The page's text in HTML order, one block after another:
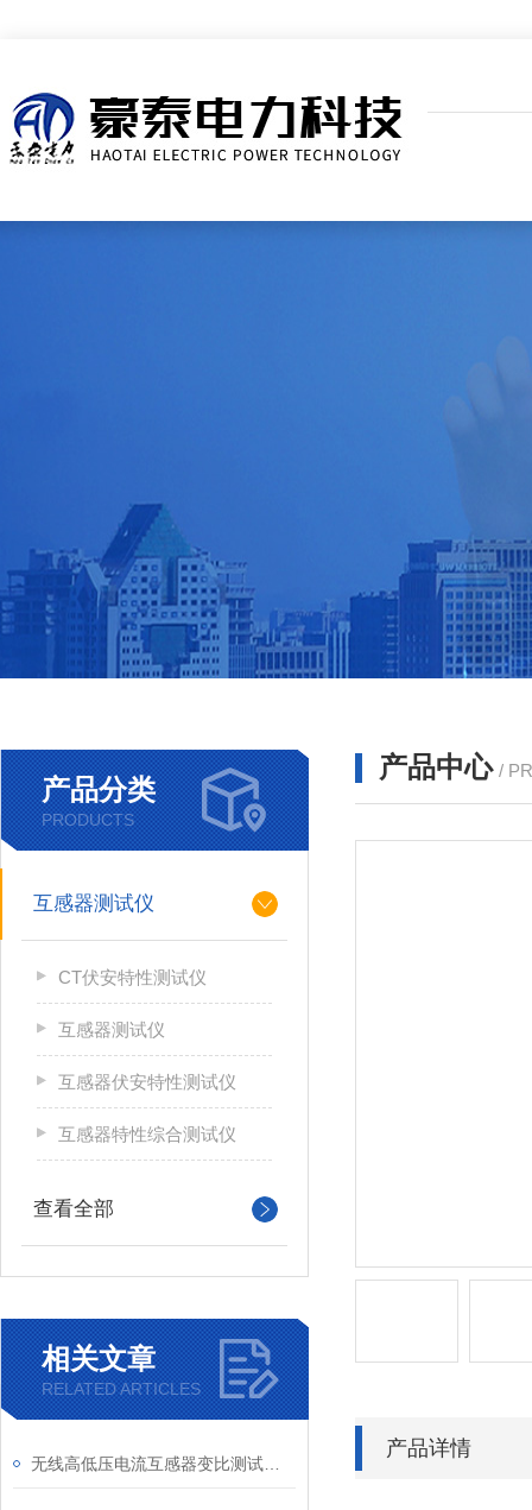
产品分类
PRODUCTS
互感器测试仪
CT伏安特性测试仪
互感器测试仪
互感器伏安特性测试仪
互感器特性综合测试仪
查看全部
相关文章
RELATED ARTICLES
产品中心 /
产品详情